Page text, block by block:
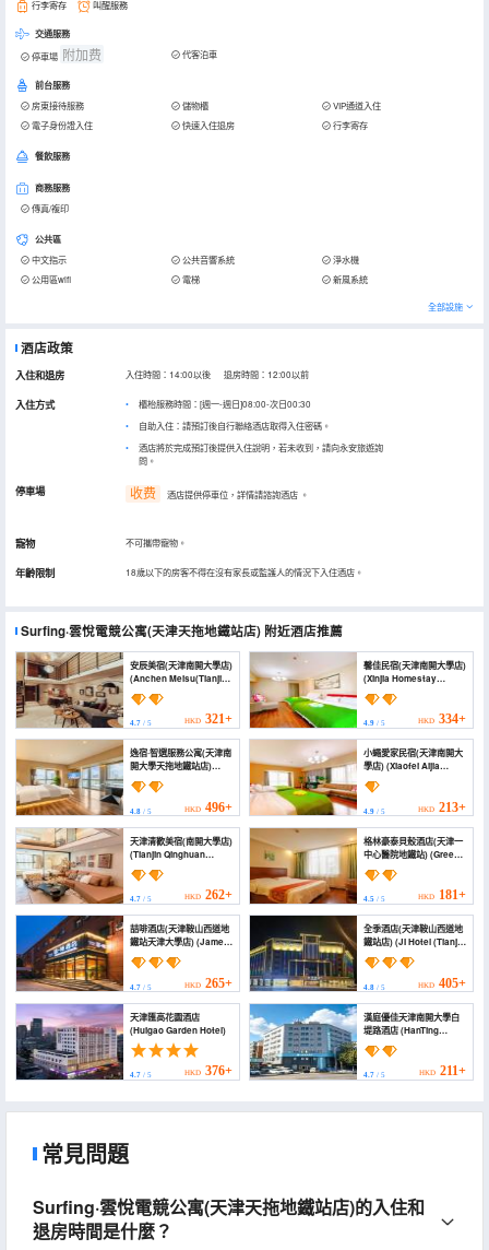
行李寄存 叫醒服務
交通服務
停車場 附加费 代客泊車
前台服務
房東接待服務 儲物櫃
VIP通道入住
電子身份證入住
快速入住退房 行李寄存
餐飲服務
商務服務
傳真/複印
公共區
中文指示 公共音響系統
淨水機
公用區wifi
電梯 新風系統
全部設施
酒店政策
入住和退房 入住時間：14:00以後 退房時間：12:00以前
入住方式
櫃枱服務時間：[週一-週日]08:00-次日00:30
自助入住：請預訂後自行聯絡酒店取得入住密碼。
酒店將於完成預訂後提供入住說明，若未收到，請向永安旅遊詢
問。
停車場 收费 酒店提供停車位，詳情請諮詢酒店 。
寵物 不可攜帶寵物。
年齡限制 18歲以下的房客不得在沒有家長或監護人的情況下入住酒店。
Surfing·雲悅電競公寓(天津天拖地鐵站店) 附近酒店推薦
安辰美宿(天津南開大學店)
(Anchen Meisu(Tianjin
Nankai University
Store))
4.7 / 5 HKD 321+
馨佳民宿(天津南開大學店)
(Xinjia Homestay
(Tianjin Nankai
University))
4.9/ 5 HKD 334+
逸宿·智選服務公寓(天津南
開大學天拖地鐵站店)
(Yisu Smart Service
Apartment (Tianjin
Nankai University
Tiantuo Subway
Station))
4.8 / 5 HKD 496+
小蠅愛家民宿(天津南開大
學店) (Xiaofei Aijia
Homestay (Tianjin
Nankai University))
4.9/ 5 HKD 213+
天津清歡美宿(南開大學店)
(Tianjin Qinghuan
Meisu (Nankai
University Branch))
4.7 / 5 HKD 262+
格林豪泰貝殼酒店(天津一
中心醫院地鐵站) (Green
Tree Shell Inn (Tianjin
Central Hospital
Subway Station Store))
4.5/ 5 HKD 181+
喆啡酒店(天津鞍山西道地
鐵站天津大學店) (James
Joyce Coffetel Hotel
(Tianjin Anshan Xidao
Subway Station Tianjin
University))
4.7 / 5 HKD 265+
全季酒店(天津鞍山西道地
鐵站店) (JI Hotel (Tianjin
Anshan Xidao Subway
Station))
4.8/ 5 HKD 405+
天津匯高花園酒店
(Huigao Garden Hotel)
4.7 / 5 HKD 376+
漢庭優佳天津南開大學白
堤路酒店 (HanTing
Premium Hotel (Tianjin
Nankai University Baidi
Road))
4.7/ 5 HKD 211+
常見問題
Surfing·雲悅電競公寓(天津天拖地鐵站店)的入住和
退房時間是什麼？